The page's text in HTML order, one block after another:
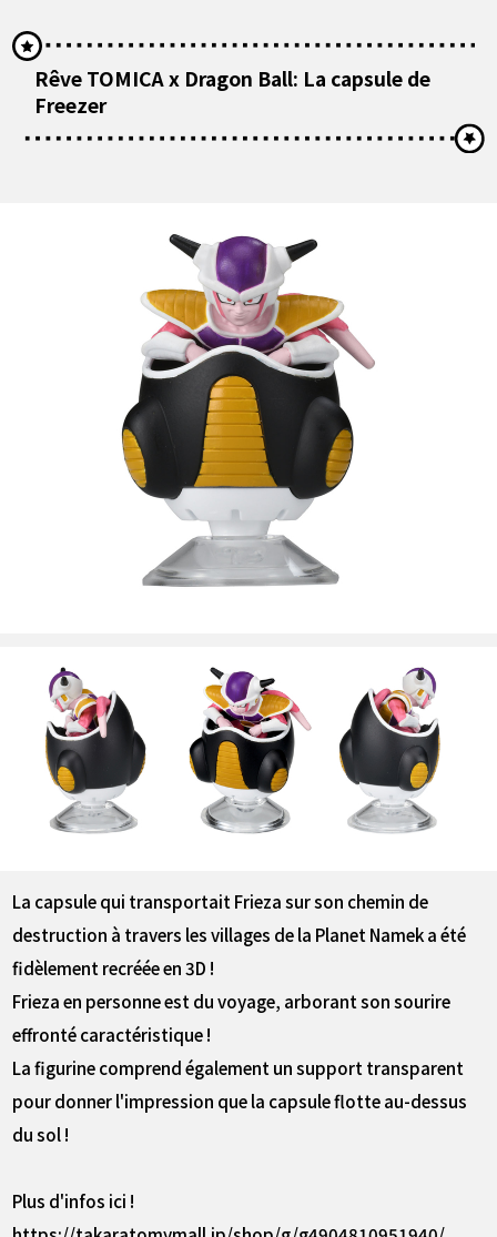
Rêve TOMICA x Dragon Ball: La capsule de
Freezer
La capsule qui transportait Frieza sur son chemin de
destruction à travers les villages de la Planet Namek a été
fidèlement recréée en 3D !
Frieza en personne est du voyage, arborant son sourire
effronté caractéristique !
La figurine comprend également un support transparent
pour donner l'impression que la capsule flotte au-dessus
du sol !
Plus d'infos ici !